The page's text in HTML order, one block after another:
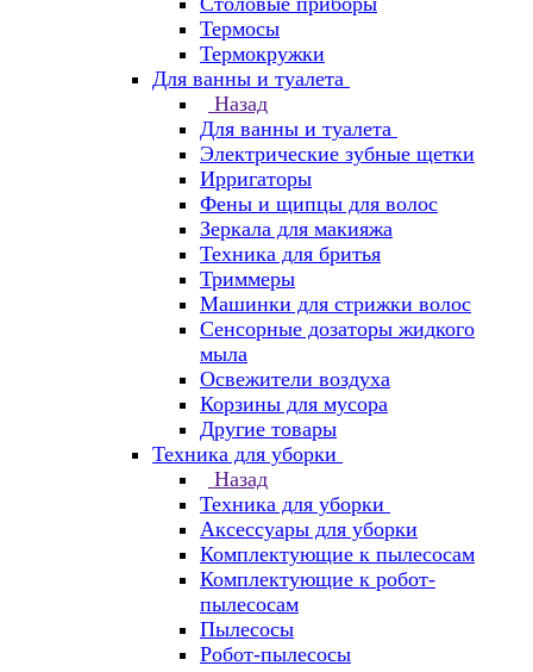
Термосы
Термокружки
Для ванны и туалета
Назад
Для ванны и туалета
Электрические зубные щетки
Ирригаторы
Фены и щипцы для волос
Зеркала для макияжа
Техника для бритья
Триммеры
Машинки для стрижки волос
Сенсорные дозаторы жидкого
мыла
Освежители воздуха
Корзины для мусора
Другие товары
Техника для уборки
Назад
Техника для уборки
Аксессуары для уборки
Комплектующие к пылесосам
Комплектующие к робот-
пылесосам
Пылесосы
Робот-пылесосы